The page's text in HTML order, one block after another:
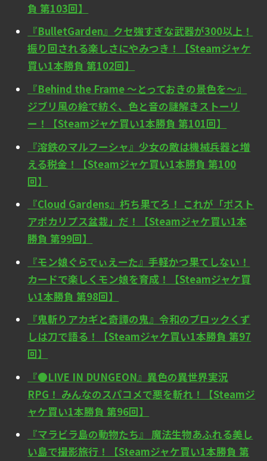
負 第103回】
『BulletGarden』クセ強すぎな武器が300以上！
振り回される楽しさにやみつき！【Steamジャケ
買い1本勝負 第102回】
『Behind the Frame ～とっておきの景色を～』
ジブリ風の絵で紡ぐ、色と音の謎解きストーリ
ー！【Steamジャケ買い1本勝負 第101回】
『溶鉄のマルフーシャ』少女の敵は機械兵器と増
える税金！【Steamジャケ買い1本勝負 第100
回】
『Cloud Gardens』朽ち果てろ！ これが「ポスト
アポカリプス盆栽」だ！【Steamジャケ買い1本
勝負 第99回】
『モン娘ぐらでぃえーた』手軽かつ果てしない！
カードで楽しくモン娘を育成！【Steamジャケ買
い1本勝負 第98回】
『鬼斬りアカギと奇譚の鬼』令和のブロックくず
しは刀で語る！【Steamジャケ買い1本勝負 第97
回】
『●LIVE IN DUNGEON』異色の異世界実況
RPG！ みんなのスパコメで悪を斬れ！【Steamジ
ャケ買い1本勝負 第96回】
『マラビラ島の動物たち』 魔法生物あふれる美し
い島で撮影旅行！【Steamジャケ買い1本勝負 第